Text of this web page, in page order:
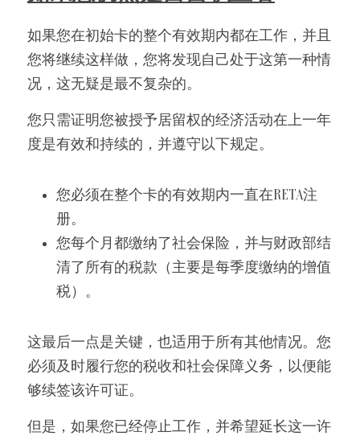
如果您在初始卡的整个有效期内都在工作，并且
您将继续这样做，您将发现自己处于这第一种情
况，这无疑是最不复杂的。
您只需证明您被授予居留权的经济活动在上一年
度是有效和持续的，并遵守以下规定。
您必须在整个卡的有效期内一直在RETA注
册。
您每个月都缴纳了社会保险，并与财政部结
清了所有的税款（主要是每季度缴纳的增值
税）。
这最后一点是关键，也适用于所有其他情况。 您
必须及时履行您的税收和社会保障义务，以便能
够续签该许可证。
但是，如果您已经停止工作，并希望延长这一许